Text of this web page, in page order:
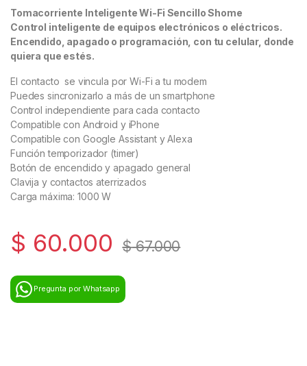
Tomacorriente Inteligente Wi-Fi Sencillo Shome
Control inteligente de equipos electrónicos o eléctricos.
Encendido, apagado o programación, con tu celular, donde
quiera que estés.
El contacto se vincula por Wi-Fi a tu modem
Puedes sincronizarlo a más de un smartphone
Control independiente para cada contacto
Compatible con Android y iPhone
Compatible con Google Assistant y Alexa
Función temporizador (timer)
Botón de encendido y apagado general
Clavija y contactos aterrizados
Carga máxima: 1000 W
$ 60.000 $67.000
Pregunta por Whatsapp